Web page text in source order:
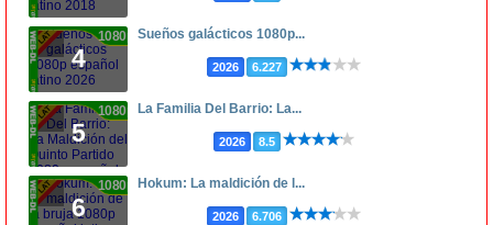
4
1080p Sueños galácticos 1080p...
2026 6.227
5
1080p La Familia Del Barrio: La...
2026 8.5
6
1080p Hokum: La maldición de l...
2026 6.706